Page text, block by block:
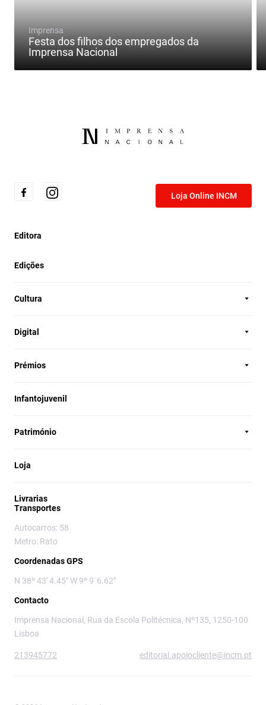
Imprensa
Festa dos filhos dos empregados da
Imprensa Nacional
Loja Online INCM
Editora
Edições
Cultura
Digital
Prémios
Infantojuvenil
Património
Loja
Livrarias
Transportes
Autocarros: 58
Metro: Rato
Coordenadas GPS
N 38º 43' 4.45" W 9º 9' 6.62"
Contacto
Imprensa Nacional, Rua da Escola Politécnica, Nº135, 1250-100
Lisboa
213945772 editorial.apoiocliente@incm.pt